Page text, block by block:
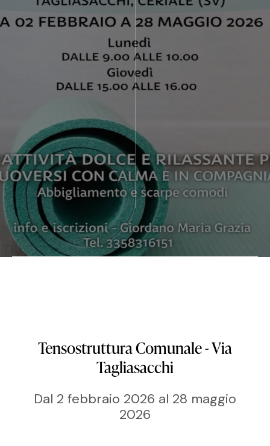
Tensostruttura Comunale - Via
Tagliasacchi
Dal 2 febbraio 2026 al 28 maggio
2026